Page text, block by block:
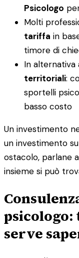
Psicologo
Molti
tariffa in
timore di
In alternativa
territoriali:
sportelli
basso costo
Un investimento
un investimento
ostacolo, parlane
insieme si può
psicologo:
serve